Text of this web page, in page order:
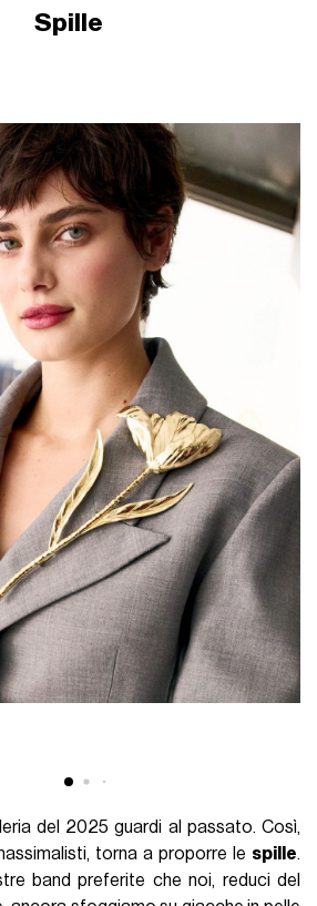
Spille
del 2025 guardi al passato. Così,
torna a proporre le spille.
band preferite che noi, reduci del